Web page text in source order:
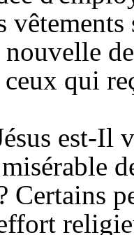
nouvelle
qui
est-Il
Certains